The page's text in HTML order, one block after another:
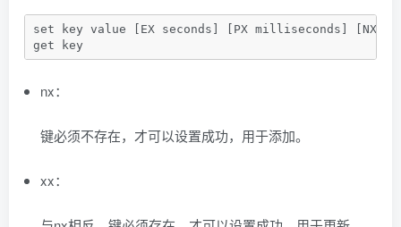
set key value [EX seconds] [PX milliseconds]
get key
nx：
键必须不存在，才可以设置成功，用于添加。
xx：